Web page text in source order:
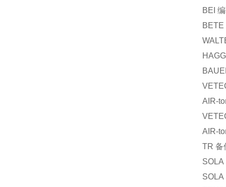
BEI
BETE
AIR-
AIR-
TR 备
SOLA
SOLA